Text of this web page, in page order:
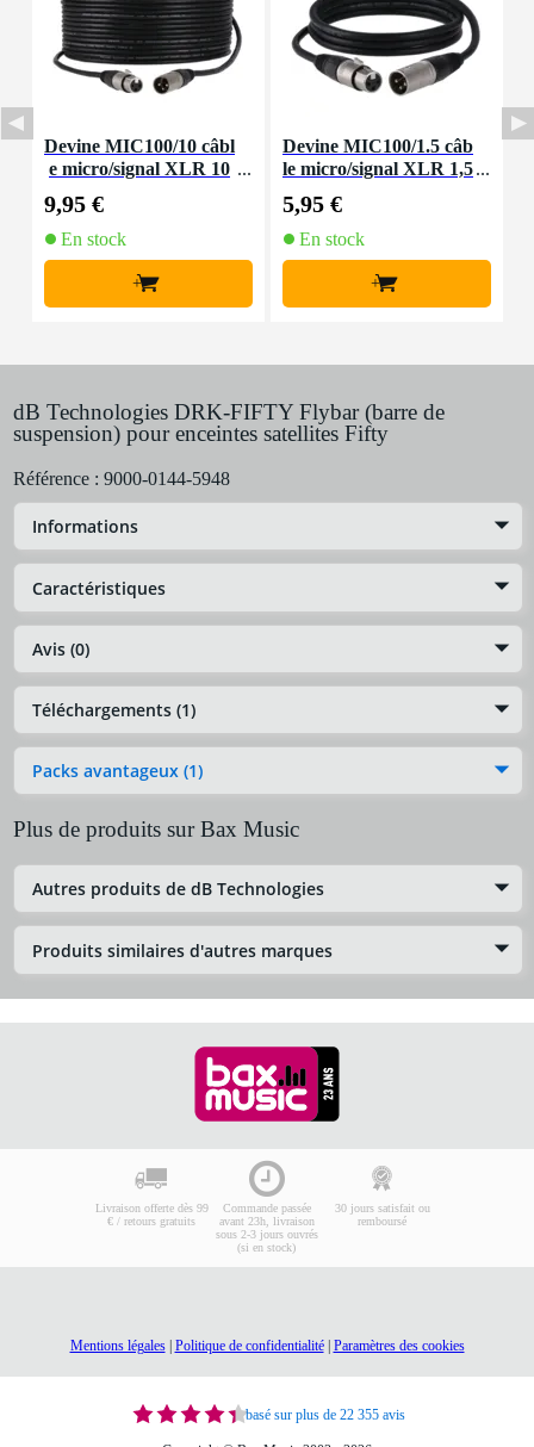
Devine MIC100/10 câbl
e micro/signal XLR 10
9,95 €
En stock
+
Devine MIC100/1.5 câb
le micro/signal XLR 1,5
5,95 €
En stock
+
dB Technologies DRK-FIFTY Flybar (barre de
suspension) pour enceintes satellites Fifty
Référence : 9000-0144-5948
Informations
Caractéristiques
Avis (0)
Téléchargements (1)
Packs avantageux (1)
Plus de produits sur Bax Music
Autres produits de dB Technologies
Produits similaires d'autres marques
Livraison offerte dès 99
€ / retours gratuits
Commande passée
avant 23h, livraison
sous 2-3 jours ouvrés
(si en stock)
30 jours satisfait ou
remboursé
Mentions légales| Politique de confidentialité| Paramètres des cookies
basé sur plus de 22 355 avis